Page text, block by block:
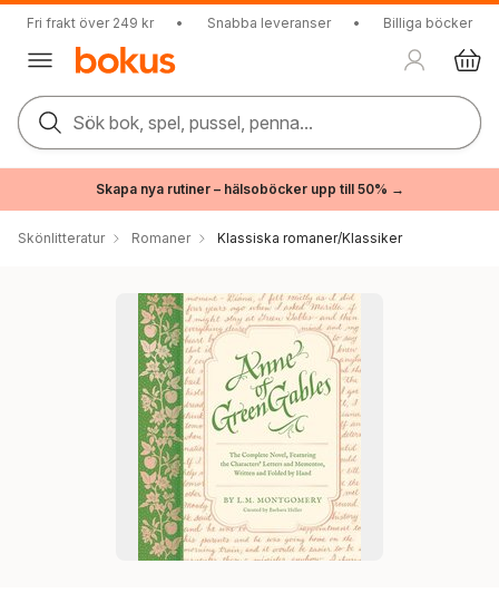
Fri frakt över 249 kr • Snabba leveranser • Billiga böcker
Sök bok, spel, pussel, penna...
Skapa nya rutiner – hälsoböcker upp till 50% →
Skönlitteratur Romaner Klassiska romaner/Klassiker